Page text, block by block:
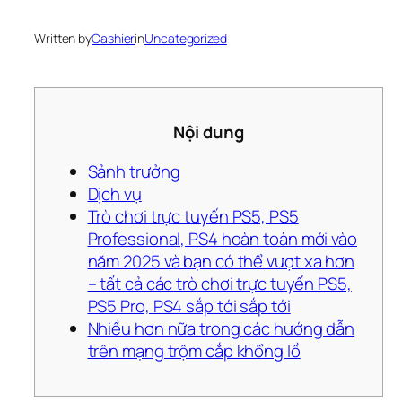
Written byCashierinUncategorized
Nội dung
Sảnh trưởng
Dịch vụ
Trò chơi trực tuyến PS5, PS5
Professional, PS4 hoàn toàn mới vào
năm 2025 và bạn có thể vượt xa hơn
– tất cả các trò chơi trực tuyến PS5,
PS5 Pro, PS4 sắp tới sắp tới
Nhiều hơn nữa trong các hướng dẫn
trên mạng trộm cắp khổng lồ